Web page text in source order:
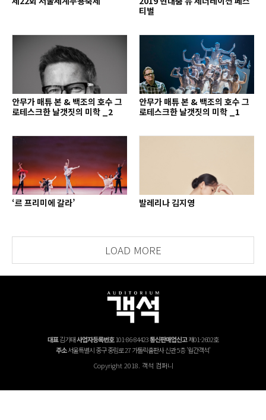
티벌
안무가 매튜 본 & 백조의 호수 그
로테스크한 날갯짓의 미학 _2
안무가 매튜 본 & 백조의 호수 그
로테스크한 날갯짓의 미학 _1
‘르 프리미에 갈라’ 발레리나 김지영
LOAD MORE
대표김기태사업자등록번호101-86-84423통신판매업신고제01-2602호
주소서울특별시 중구 중림로 27 가톨릭출판사 신관 5층 '월간객석'
Copyright 2018. 객석 컴퍼니